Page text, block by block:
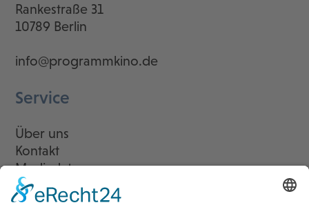
Rankestraße 31
10789 Berlin
info@programmkino.de
Service
Über uns
Kontakt
Mediadaten
Newsletter
LogIn